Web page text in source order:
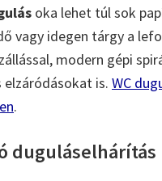
oka lehet túl sok
vagy idegen tárgy a
modern gépi
elzáródásokat is. WC
.
duguláselhárítás